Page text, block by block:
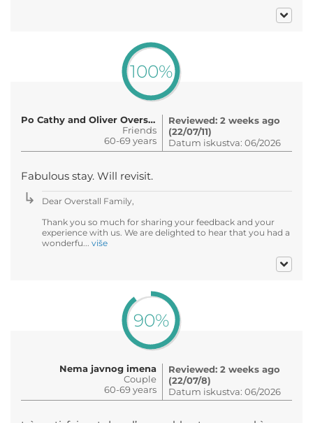
100%
Po Cathy and Oliver Overstall
Friends
60-69 years
Reviewed: 2 weeks ago
(22/07/11)
Datum iskustva: 06/2026
Fabulous stay. Will revisit.
Dear Overstall Family,
Thank you so much for sharing your feedback and your
experience with us. We are delighted to hear that you had a
wonderfu... više
90%
Nema javnog imena
Couple
60-69 years
Reviewed: 2 weeks ago
(22/07/8)
Datum iskustva: 06/2026